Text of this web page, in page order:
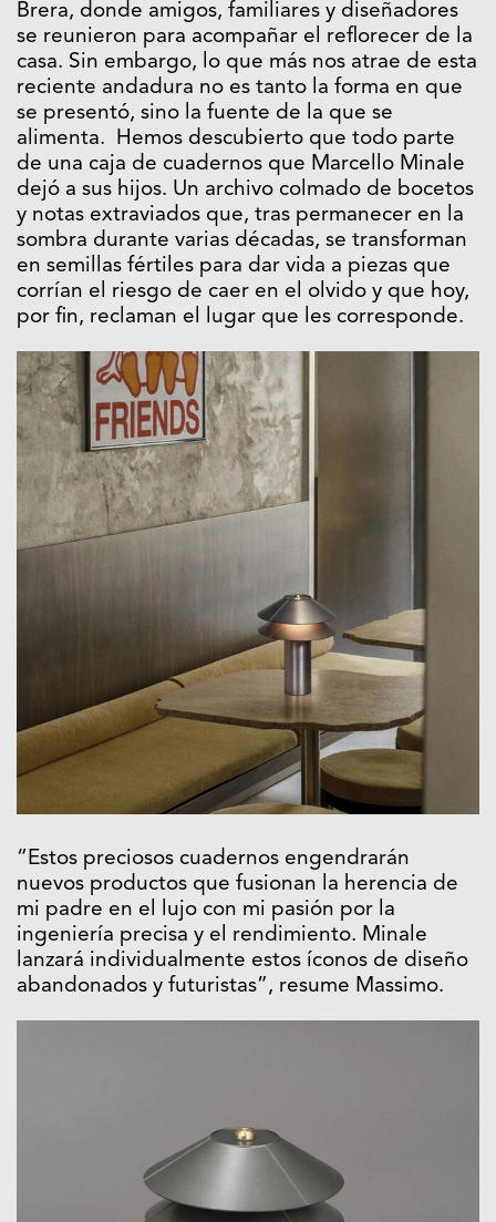
Brera, donde amigos, familiares y diseñadores
se reunieron para acompañar el reflorecer de la
casa. Sin embargo, lo que más nos atrae de esta
reciente andadura no es tanto la forma en que
se presentó, sino la fuente de la que se
alimenta. Hemos descubierto que todo parte
de una caja de cuadernos que Marcello Minale
dejó a sus hijos. Un archivo colmado de bocetos
y notas extraviados que, tras permanecer en la
sombra durante varias décadas, se transforman
en semillas fértiles para dar vida a piezas que
corrían el riesgo de caer en el olvido y que hoy,
por fin, reclaman el lugar que les corresponde.
“Estos preciosos cuadernos engendrarán
nuevos productos que fusionan la herencia de
mi padre en el lujo con mi pasión por la
ingeniería precisa y el rendimiento. Minale
lanzará individualmente estos íconos de diseño
abandonados y futuristas”, resume Massimo.